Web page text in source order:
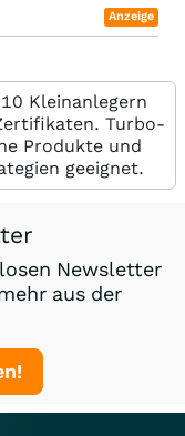
Anzeige
Kleinanlegern
Turbo-
Produkte und
geeignet.
Newsletter
aus der